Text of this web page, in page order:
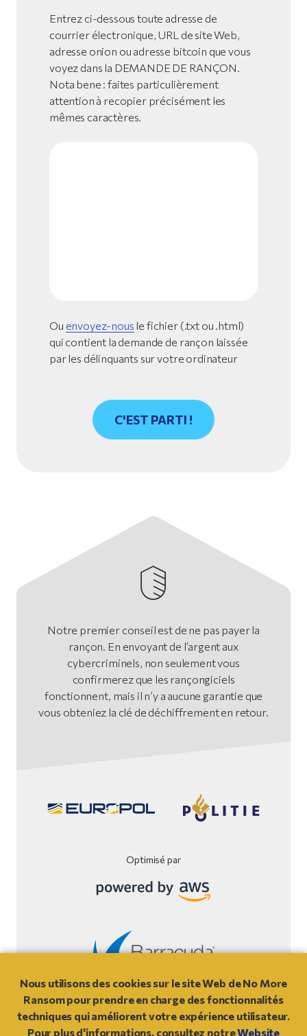
Entrez ci-dessous toute adresse de
courrier électronique, URL de site Web,
adresse onion ou adresse bitcoin que vous
voyez dans la DEMANDE DE RANÇON.
Nota bene : faites particulièrement
attention à recopier précisément les
mêmes caractères.
Ou envoyez-nous le fichier (.txt ou .html)
qui contient la demande de rançon laissée
par les délinquants sur votre ordinateur
C'EST PARTI !
Notre premier conseil est de ne pas payer la
rançon. En envoyant de l’argent aux
cybercriminels, non seulement vous
confirmerez que les rançongiciels
fonctionnent, mais il n’y a aucune garantie que
vous obteniez la clé de déchiffrement en retour.
Optimisé par
© 2021- NO MORE RANSOM
Nous utilisons des cookies sur le site Web de No More
Ransom pour prendre en charge des fonctionnalités
techniques qui améliorent votre expérience utilisateur.
Pour plus d'informations, consultez notreWebsite